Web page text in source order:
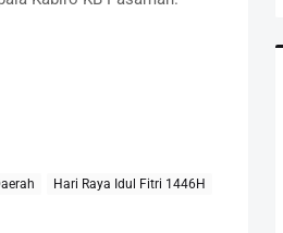
Hari Raya Idul Fitri 1446H